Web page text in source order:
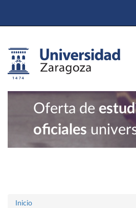
Oferta de
oficiales
Inicio